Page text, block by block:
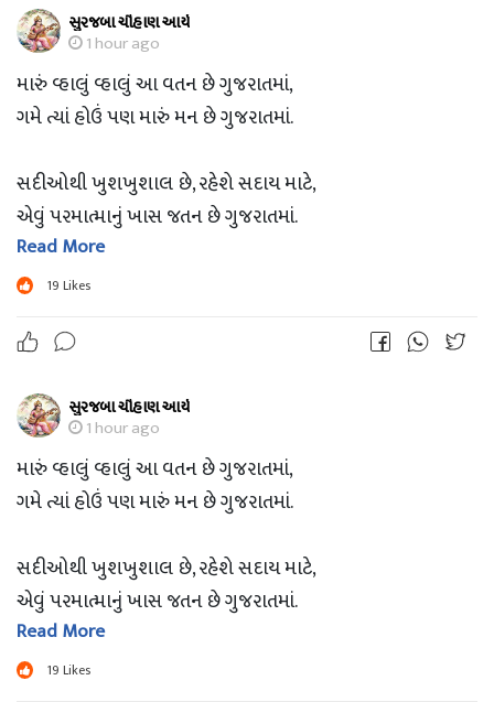
ગુજરાત સ્થાપના દિવસની વધામણી.
સુરજબા ચૌહાણ આર્ય
1 hour ago
મારું વ્હાલું વ્હાલું આ વતન છે ગુજરાતમાં,
ગમે ત્યાં હોઉં પણ મારું મન છે ગુજરાતમાં.
સદીઓથી ખુશખુશાલ છે, રહેશે સદાય માટે,
એવું પરમાત્માનું ખાસ જતન છે ગુજરાતમાં.
આવકારે દરેકને ને સંભાળે ભાઈબંધુની જેમ,
ગુજરાત સ્થાપના દિવસની વધામણી.
Read More
19 Likes
સુરજબા ચૌહાણ આર્ય
1 hour ago
મારું વ્હાલું વ્હાલું આ વતન છે ગુજરાતમાં,
ગમે ત્યાં હોઉં પણ મારું મન છે ગુજરાતમાં.
સદીઓથી ખુશખુશાલ છે, રહેશે સદાય માટે,
એવું પરમાત્માનું ખાસ જતન છે ગુજરાતમાં.
આવકારે દરેકને ને સંભાળે ભાઈબંધુની જેમ,
Read More
19 Likes